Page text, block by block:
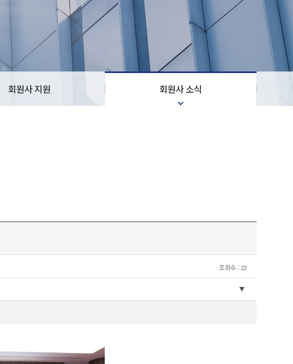
회원사 지원 회원사 소식
조회수 : 23